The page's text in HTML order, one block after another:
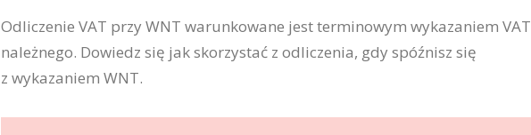
Odliczenie VAT przy WNT warunkowane jest terminowym wykazaniem VAT
należnego. Dowiedz się jak skorzystać z odliczenia, gdy spóźnisz się
z wykazaniem WNT.